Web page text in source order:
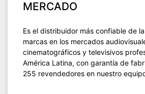
MERCADO
Es el distribuidor más confiable de
marcas en los mercados
cinematográficos y televisivos
América Latina, con garantía de
255 revendedores en nuestro